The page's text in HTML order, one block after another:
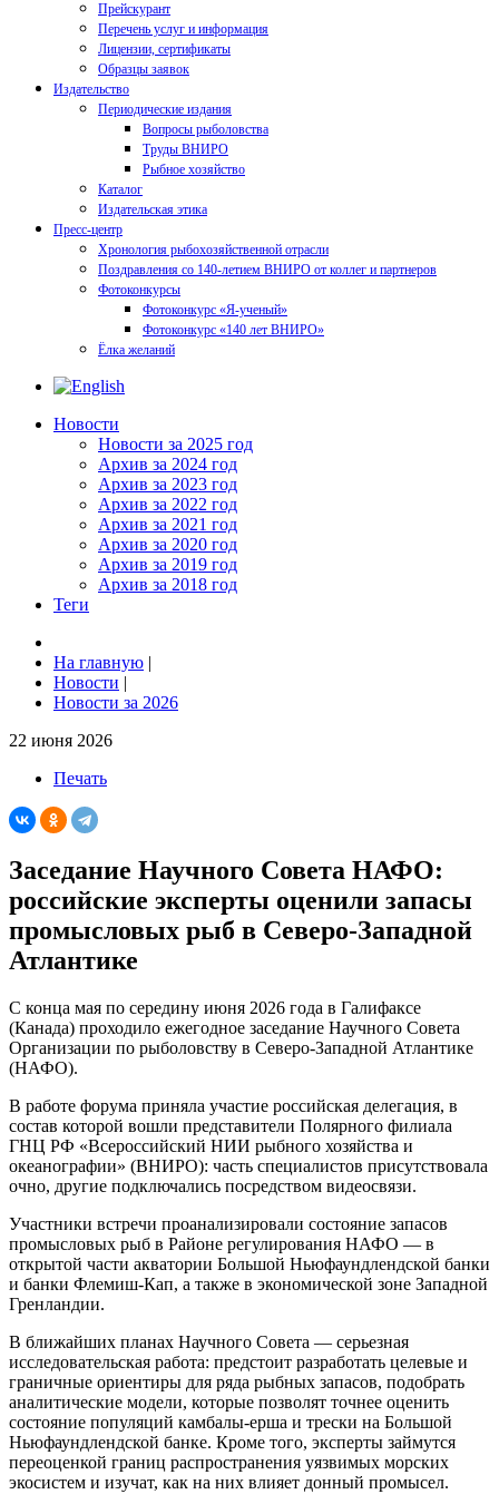
Прейскурант
Перечень услуг и информация
Лицензии, сертификаты
Образцы заявок
Издательство
Периодические издания
Вопросы рыболовства
Труды ВНИРО
Рыбное хозяйство
Каталог
Издательская этика
Пресс-центр
Хронология рыбохозяйственной отрасли
Поздравления со 140-летием ВНИРО от коллег и партнеров
Фотоконкурсы
Фотоконкурс «Я-ученый»
Фотоконкурс «140 лет ВНИРО»
Ёлка желаний
Новости
Новости за 2025 год
Архив за 2024 год
Архив за 2023 год
Архив за 2022 год
Архив за 2021 год
Архив за 2020 год
Архив за 2019 год
Архив за 2018 год
Теги
На главную |
Новости |
Новости за 2026
22 июня 2026
Печать
Заседание Научного Совета НАФО:
российские эксперты оценили запасы
промысловых рыб в Северо‑Западной
Атлантике
С конца мая по середину июня 2026 года в Галифаксе
(Канада) проходило ежегодное заседание Научного Совета
Организации по рыболовству в Северо‑Западной Атлантике
(НАФО).
В работе форума приняла участие российская делегация, в
состав которой вошли представители Полярного филиала
ГНЦ РФ «Всероссийский НИИ рыбного хозяйства и
океанографии» (ВНИРО): часть специалистов присутствовала
очно, другие подключались посредством видеосвязи.
Участники встречи проанализировали состояние запасов
промысловых рыб в Районе регулирования НАФО — в
открытой части акватории Большой Ньюфаундлендской банки
и банки Флемиш‑Кап, а также в экономической зоне Западной
Гренландии.
В ближайших планах Научного Совета — серьезная
исследовательская работа: предстоит разработать целевые и
граничные ориентиры для ряда рыбных запасов, подобрать
аналитические модели, которые позволят точнее оценить
состояние популяций камбалы‑ерша и трески на Большой
Ньюфаундлендской банке. Кроме того, эксперты займутся
переоценкой границ распространения уязвимых морских
экосистем и изучат, как на них влияет донный промысел.